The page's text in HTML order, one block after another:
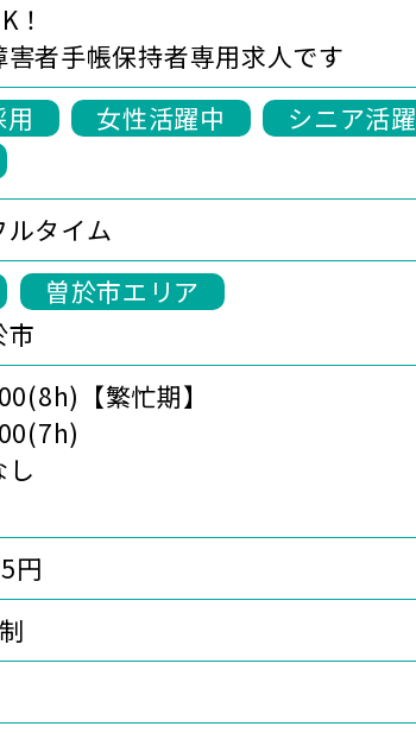
！
者手帳保持者専用求人です
女性活躍中 シニア活躍
タイム
曽於市エリア
市
【繁忙期】
円